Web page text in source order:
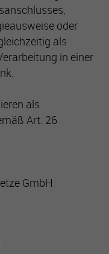
oder
als
in einer
als
Art. 26
GmbH